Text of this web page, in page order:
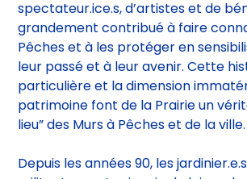
rassemble chaque année plusieurs
spectateur.ice.s, d’artistes et de
grandement contribué à faire
Pêches et à les protéger en
leur passé et à leur avenir. Cette
particulière et la dimension
patrimoine font de la Prairie un